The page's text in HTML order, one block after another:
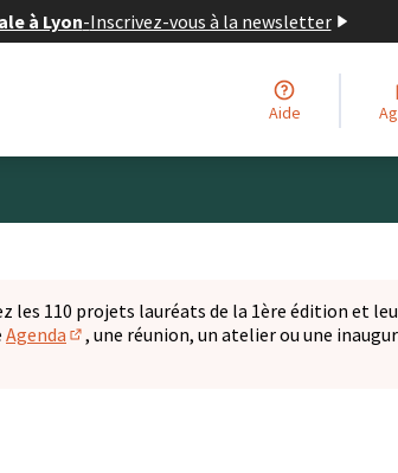
à Lyon-Inscrivez-vous à la newsletter
Aide
les 110 projets lauréats de la 1ère édition et
Agenda
(S'ouvre dans un nouvel onglet)
, une réunion, un atelier ou une